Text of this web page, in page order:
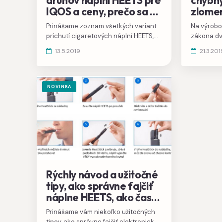
IQOS a ceny, prečo sa v
Európe nepredávajú
príchute
Prinášame zoznam všetkých variant
príchutí cigaretových náplní HEETS,
približnými cenami, dozviete sa, kde
13.5.2019
za kus
Na
zákona
závady
NOVINKA
Rýchly návod a užitočné
tipy, ako správne fajčiť
náplne HEETS, ako často
čistiť holder
Prinášame vám niekoľko užitočných